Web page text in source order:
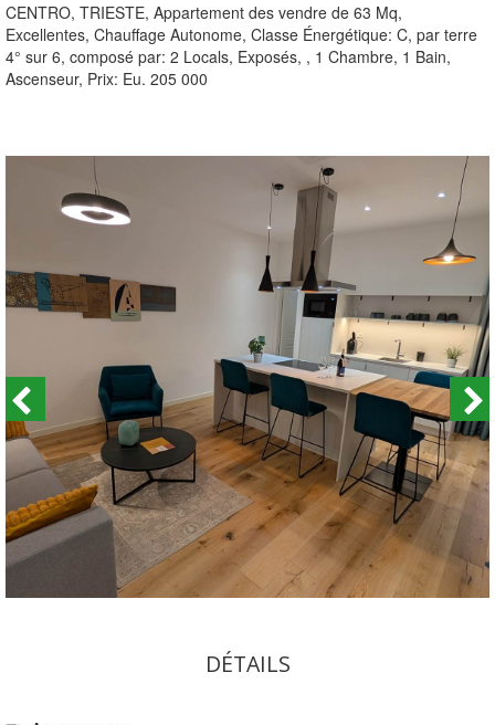
CENTRO, TRIESTE, Appartement des vendre de 63 Mq,
Excellentes, Chauffage Autonome, Classe Énergétique: C, par terre
4° sur 6, composé par: 2 Locals, Exposés, , 1 Chambre, 1 Bain,
Ascenseur, Prix: Eu. 205 000
DÉTAILS